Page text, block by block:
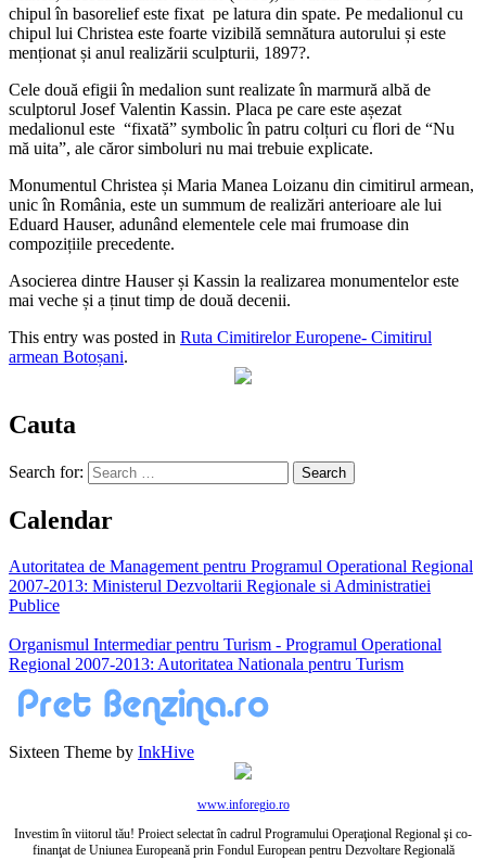
chipul în basorelief este fixat pe latura din spate. Pe medalionul cu
chipul lui Christea este foarte vizibilă semnătura autorului și este
menționat și anul realizării sculpturii, 1897?.
Cele două efigii în medalion sunt realizate în marmură albă de
sculptorul Josef Valentin Kassin. Placa pe care este așezat
medalionul este “fixată” symbolic în patru colțuri cu flori de “Nu
mă uita”, ale căror simboluri nu mai trebuie explicate.
Monumentul Christea și Maria Manea Loizanu din cimitirul armean,
unic în România, este un summum de realizări anterioare ale lui
Eduard Hauser, adunând elementele cele mai frumoase din
compozițiile precedente.
Asocierea dintre Hauser și Kassin la realizarea monumentelor este
mai veche și a ținut timp de două decenii.
This entry was posted in Ruta Cimitirelor Europene- Cimitirul
armean Botoșani.
Cauta
Search for:
Calendar
Autoritatea de Management pentru Programul Operational Regional
2007-2013: Ministerul Dezvoltarii Regionale si Administratiei
Publice
Organismul Intermediar pentru Turism - Programul Operational
Regional 2007-2013: Autoritatea Nationala pentru Turism
Sixteen Theme by InkHive
www.inforegio.ro
Investim în viitorul tău! Proiect selectat în cadrul Programului Operaţional Regional şi co-
finanţat de Uniunea Europeană prin Fondul European pentru Dezvoltare Regională